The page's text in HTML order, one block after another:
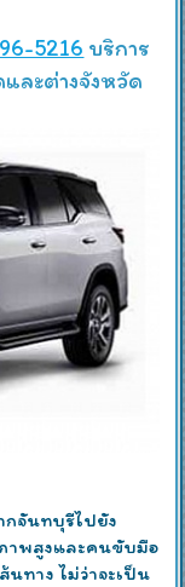
5216 บริการ
ละต่างจังหวัด
กจันทบุรีไปยัง
าพสูงและคนขับมือ
ทาง ไม่ว่าจะเป็น